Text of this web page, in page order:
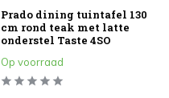
Prado dining tuintafel 130
cm rond teak met latte
onderstel Taste 4SO
Op voorraad